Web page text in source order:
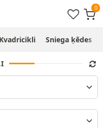
Kvadricikli Sniega ķēdes